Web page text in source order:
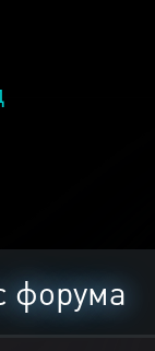
форума